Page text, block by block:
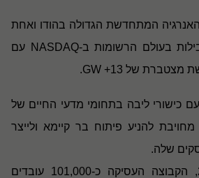
המתחדשת הגדולה בהודו ואחת
בעולם הרשומות ב-NASDAQ
עם
מצטברת של 13
+ GW.
עם כישורי ליבה בתחומי מדעי החיים של
מחויבת להניע פיתוח בר קיימא ולייצר
שלה.
בשנת הכספים 2022, הקבוצה העסיקה כ-101,000 עובדים